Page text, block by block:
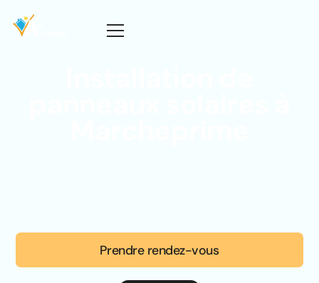
Prendre rendez-vous